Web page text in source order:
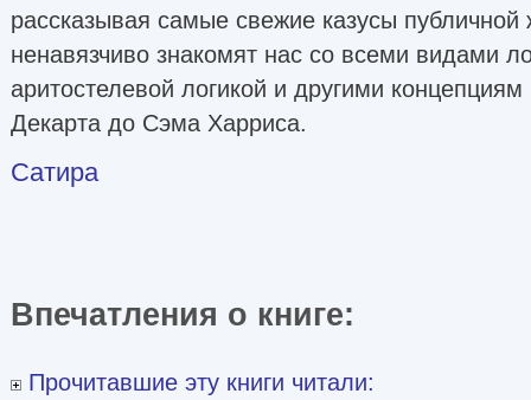
рассказывая самые свежие казусы публичной
ненавязчиво знакомят нас со всеми видами
аритостелевой логикой и другими концепциям
Декарта до Сэма Харриса.
Сатира
Впечатления о книге:
Прочитавшие эту книги читали: